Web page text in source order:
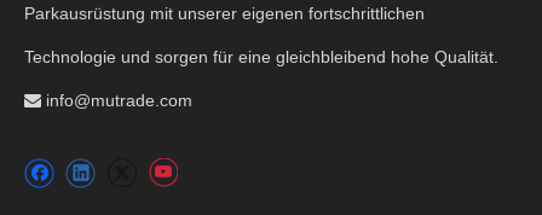
Parkausrüstung mit unserer eigenen fortschrittlichen
Technologie und sorgen für eine gleichbleibend hohe Qualität.
 info@mutrade.com